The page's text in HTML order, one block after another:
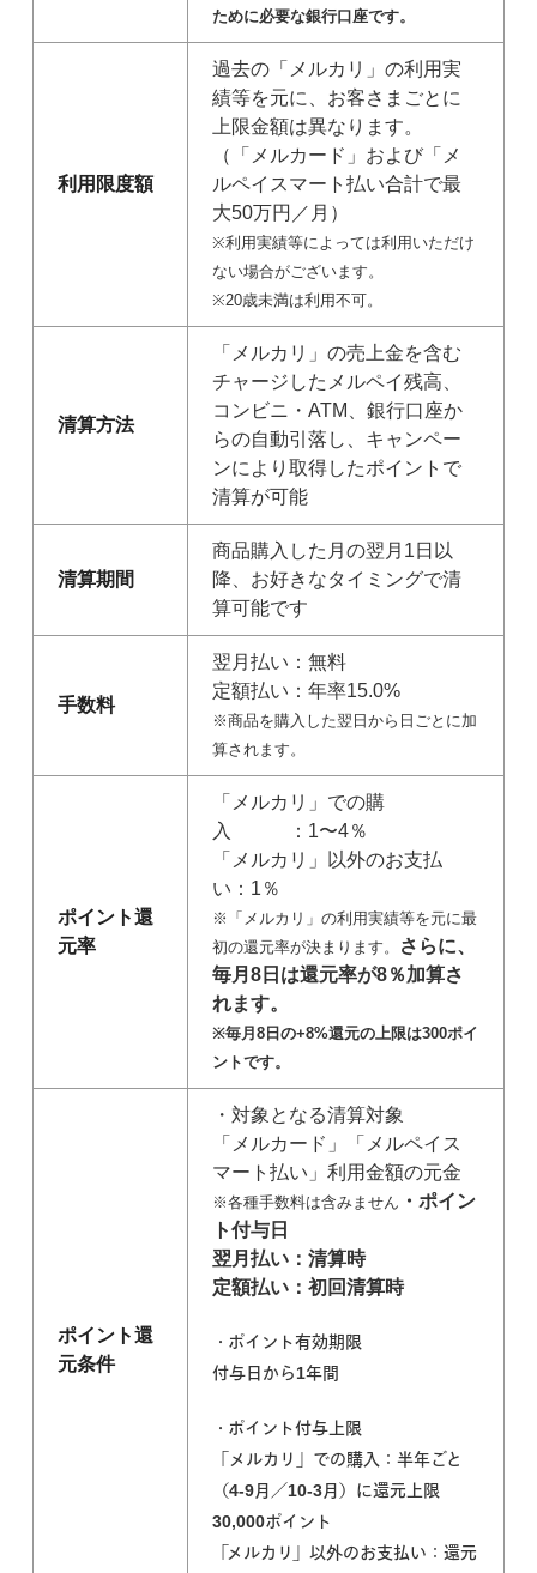
ために必要な銀行口座です。
利用限度額
過去の「メルカリ」の利用実
績等を元に、お客さまごとに
上限金額は異なります。
（「メルカード」および「メ
ルペイスマート払い合計で最
大50万円／月）
※利用実績等によっては利用いただけ
ない場合がございます。
※20歳未満は利用不可。
清算方法
「メルカリ」の売上金を含む
チャージしたメルペイ残高、
コンビニ・ATM、銀行口座か
らの自動引落し、キャンペー
ンにより取得したポイントで
清算が可能
清算期間
商品購入した月の翌月1日以
降、お好きなタイミングで清
算可能です
手数料
翌月払い：無料
定額払い：年率15.0%
※商品を購入した翌日から日ごとに加
算されます。
ポイント還
元率
「メルカリ」での購
入 ：1〜4％
「メルカリ」以外のお支払
い：1％
※「メルカリ」の利用実績等を元に最
初の還元率が決まります。
さらに、
毎月8日は還元率が8％加算さ
れます。
※毎月8日の+8%還元の上限は300ポイ
ントです。
ポイント還
元条件
・対象となる清算対象
「メルカード」「メルペイス
マート払い」利用金額の元金
※各種手数料は含みません ・ポイン
ト付与日
翌月払い：清算時
定額払い：初回清算時
・ポイント有効期限
付与日から1年間
・ポイント付与上限
「メルカリ」での購入：半年ごと
（4-9月／10-3月）に還元上限
30,000ポイント
「メルカリ」以外のお支払い：還元